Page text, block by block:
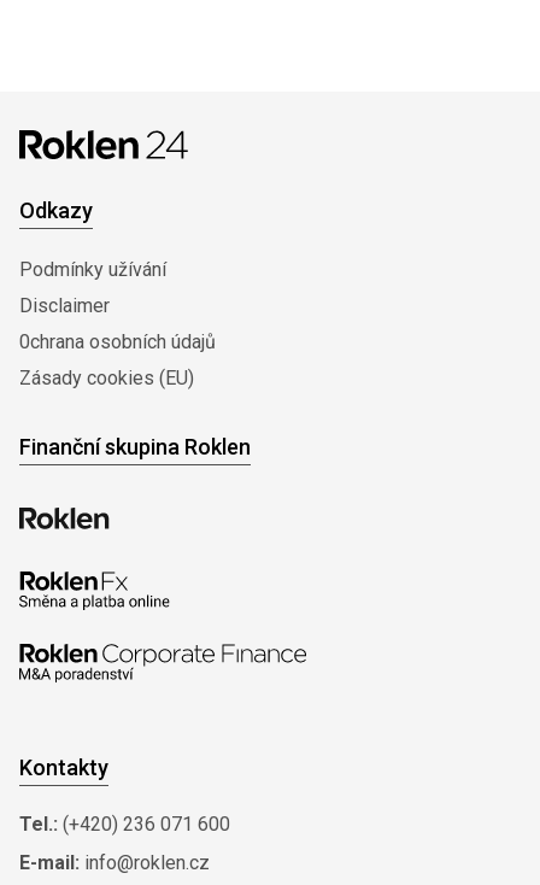
Odkazy
Podmínky užívání
Disclaimer
0chrana osobních údajů
Zásady cookies (EU)
Finanční skupina Roklen
Kontakty
Tel.: (+420) 236 071 600
E-mail: info@roklen.cz